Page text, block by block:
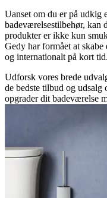
Uanset om du er på udkig
badeværelsestilbehør, kan
produkter er ikke kun
Gedy har formået at
og internationalt på kort tid.
Udforsk vores brede
de bedste tilbud og
opgrader dit badeværelse